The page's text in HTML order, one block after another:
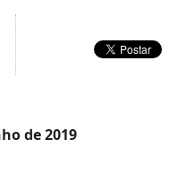
de 2019